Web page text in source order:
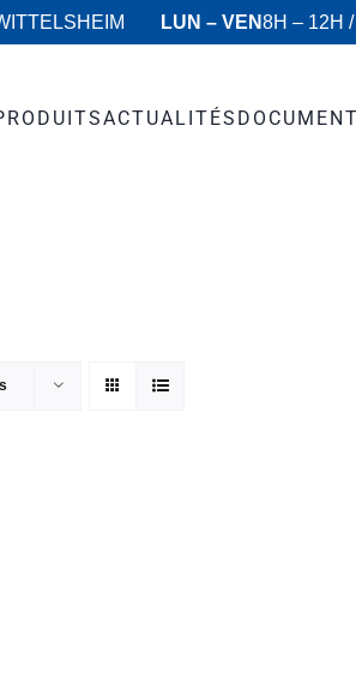
LUN – VEN8H – 12H
ACTUALITÉS